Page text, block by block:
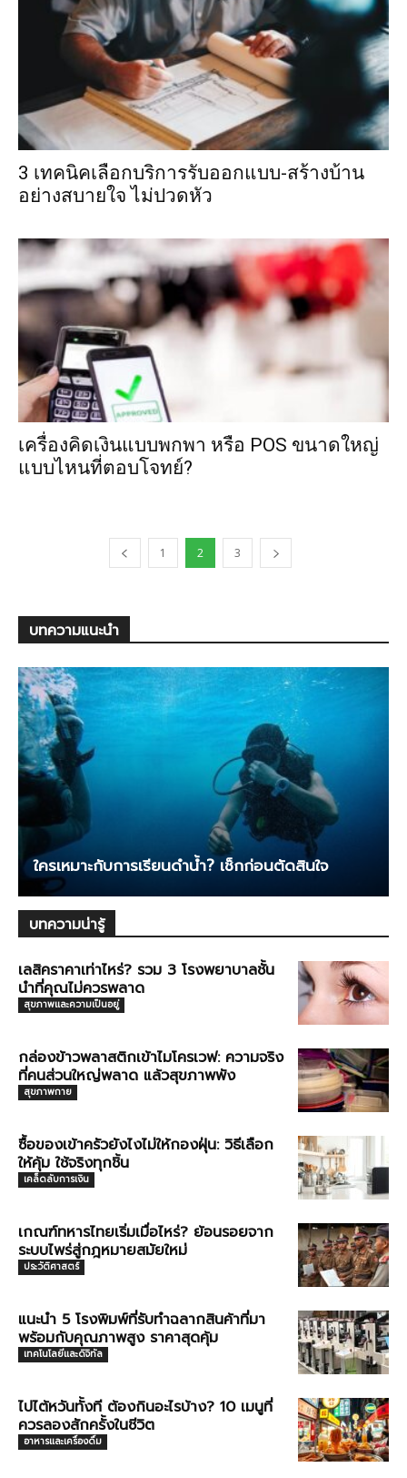
3 เทคนิคเลือกบริการรับออกแบบ-สร้างบ้าน
อย่างสบายใจ ไม่ปวดหัว
เครื่องคิดเงินแบบพกพา หรือ POS ขนาดใหญ่
แบบไหนที่ตอบโจทย์?
1 2 3
บทความแนะนำ
ใครเหมาะกับการเรียนดำน้ำ? เช็กก่อนตัดสินใจ
บทความน่ารู้
เลสิคราคาเท่าไหร่? รวม 3 โรงพยาบาลชั้น
นำที่คุณไม่ควรพลาด
สุขภาพและความเป็นอยู่
กล่องข้าวพลาสติกเข้าไมโครเวฟ: ความจริง
ที่คนส่วนใหญ่พลาด แล้วสุขภาพพัง
สุขภาพกาย
ซื้อของเข้าครัวยังไงไม่ให้กองฝุ่น: วิธีเลือก
ให้คุ้ม ใช้จริงทุกชิ้น
เคล็ดลับการเงิน
เกณฑ์ทหารไทยเริ่มเมื่อไหร่? ย้อนรอยจาก
ระบบไพร่สู่กฎหมายสมัยใหม่
ประวัติศาสตร์
แนะนำ 5 โรงพิมพ์ที่รับทำฉลากสินค้าที่มา
พร้อมกับคุณภาพสูง ราคาสุดคุ้ม
เทคโนโลยีและดิจิทัล
ไปไต้หวันทั้งที ต้องกินอะไรบ้าง? 10 เมนูที่
ควรลองสักครั้งในชีวิต
อาหารและเครื่องดื่ม